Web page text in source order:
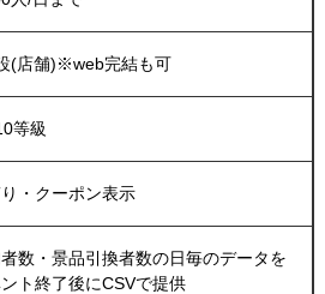
(店舗)※web完結も可
等級
・クーポン表示
数・景品引換者数の日毎のデータを
ト終了後にCSVで提供